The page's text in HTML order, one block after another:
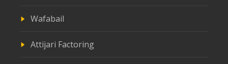
Wafabail
Attijari Factoring